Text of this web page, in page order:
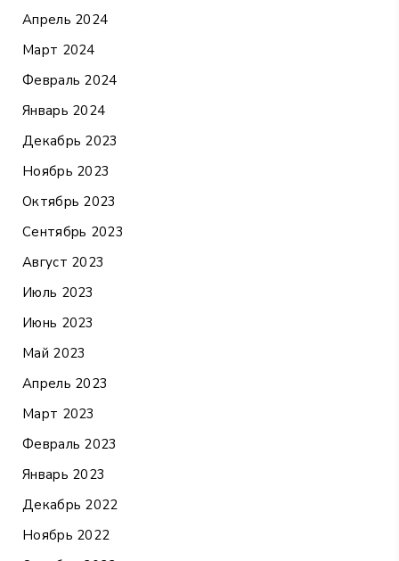
Апрель 2024
Март 2024
Февраль 2024
Январь 2024
Декабрь 2023
Ноябрь 2023
Октябрь 2023
Сентябрь 2023
Август 2023
Июль 2023
Июнь 2023
Май 2023
Апрель 2023
Март 2023
Февраль 2023
Январь 2023
Декабрь 2022
Ноябрь 2022